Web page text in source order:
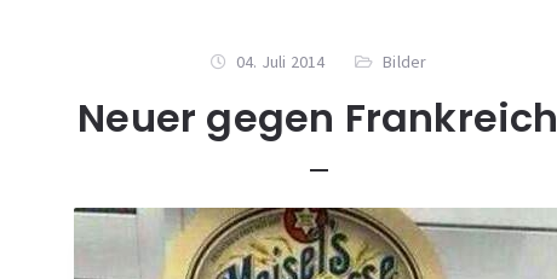
04. Juli 2014 Bilder
Neuer gegen Frankreich